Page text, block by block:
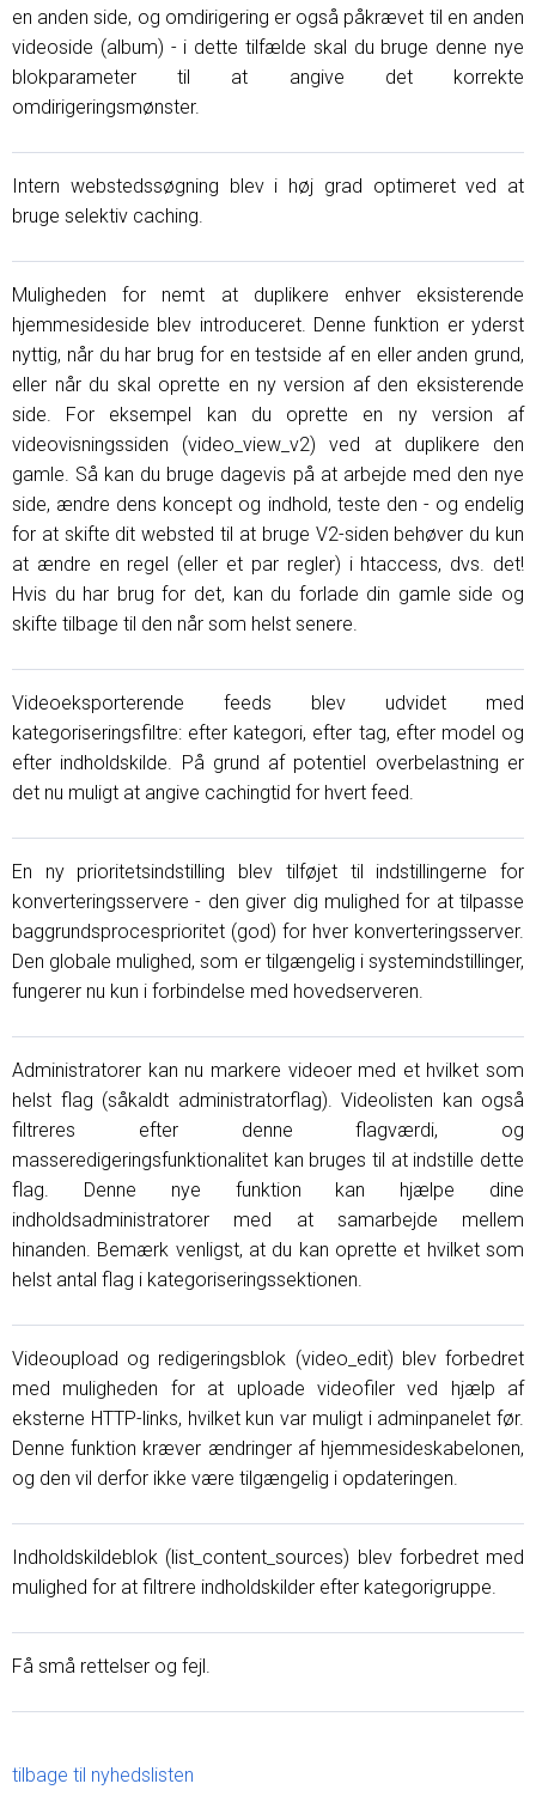
en anden side, og omdirigering er også påkrævet til en anden
videoside (album) - i dette tilfælde skal du bruge denne nye
blokparameter til at angive det korrekte
omdirigeringsmønster.
Intern webstedssøgning blev i høj grad optimeret ved at
bruge selektiv caching.
Muligheden for nemt at duplikere enhver eksisterende
hjemmesideside blev introduceret. Denne funktion er yderst
nyttig, når du har brug for en testside af en eller anden grund,
eller når du skal oprette en ny version af den eksisterende
side. For eksempel kan du oprette en ny version af
videovisningssiden (video_view_v2) ved at duplikere den
gamle. Så kan du bruge dagevis på at arbejde med den nye
side, ændre dens koncept og indhold, teste den - og endelig
for at skifte dit websted til at bruge V2-siden behøver du kun
at ændre en regel (eller et par regler) i htaccess, dvs. det!
Hvis du har brug for det, kan du forlade din gamle side og
skifte tilbage til den når som helst senere.
Videoeksporterende feeds blev udvidet med
kategoriseringsfiltre: efter kategori, efter tag, efter model og
efter indholdskilde. På grund af potentiel overbelastning er
det nu muligt at angive cachingtid for hvert feed.
En ny prioritetsindstilling blev tilføjet til indstillingerne for
konverteringsservere - den giver dig mulighed for at tilpasse
baggrundsprocesprioritet (god) for hver konverteringsserver.
Den globale mulighed, som er tilgængelig i systemindstillinger,
fungerer nu kun i forbindelse med hovedserveren.
Administratorer kan nu markere videoer med et hvilket som
helst flag (såkaldt administratorflag). Videolisten kan også
filtreres efter denne flagværdi, og
masseredigeringsfunktionalitet kan bruges til at indstille dette
flag. Denne nye funktion kan hjælpe dine
indholdsadministratorer med at samarbejde mellem
hinanden. Bemærk venligst, at du kan oprette et hvilket som
helst antal flag i kategoriseringssektionen.
Videoupload og redigeringsblok (video_edit) blev forbedret
med muligheden for at uploade videofiler ved hjælp af
eksterne HTTP-links, hvilket kun var muligt i adminpanelet før.
Denne funktion kræver ændringer af hjemmesideskabelonen,
og den vil derfor ikke være tilgængelig i opdateringen.
Indholdskildeblok (list_content_sources) blev forbedret med
mulighed for at filtrere indholdskilder efter kategorigruppe.
Få små rettelser og fejl.
tilbage til nyhedslisten